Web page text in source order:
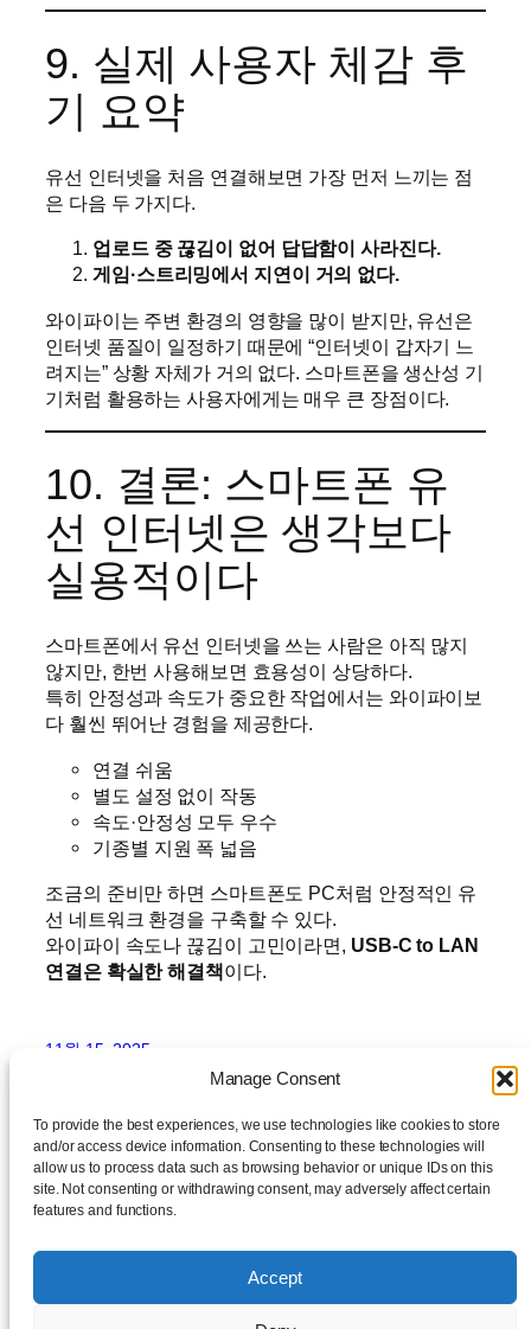
Manage Consent
To provide the best experiences, we use technologies like cookies to store
and/or access device information. Consenting to these technologies will
allow us to process data such as browsing behavior or unique IDs on this
site. Not consenting or withdrawing consent, may adversely affect certain
features and functions.
Accept
9. 실제 사용자 체감 후
기 요약
유선 인터넷을 처음 연결해보면 가장 먼저 느끼는 점
은 다음 두 가지다.
업로드 중 끊김이 없어 답답함이 사라진다.
게임·스트리밍에서 지연이 거의 없다.
와이파이는 주변 환경의 영향을 많이 받지만, 유선은
인터넷 품질이 일정하기 때문에 “인터넷이 갑자기 느
려지는” 상황 자체가 거의 없다. 스마트폰을 생산성 기
기처럼 활용하는 사용자에게는 매우 큰 장점이다.
10. 결론: 스마트폰 유
선 인터넷은 생각보다
실용적이다
스마트폰에서 유선 인터넷을 쓰는 사람은 아직 많지
않지만, 한번 사용해보면 효용성이 상당하다.
특히 안정성과 속도가 중요한 작업에서는 와이파이보
다 훨씬 뛰어난 경험을 제공한다.
연결 쉬움
별도 설정 없이 작동
속도·안정성 모두 우수
기종별 지원 폭 넓음
조금의 준비만 하면 스마트폰도 PC처럼 안정적인 유
선 네트워크 환경을 구축할 수 있다.
와이파이 속도나 끊김이 고민이라면, USB-C to LAN
연결은 확실한 해결책이다.
11월 15, 2025
daylog